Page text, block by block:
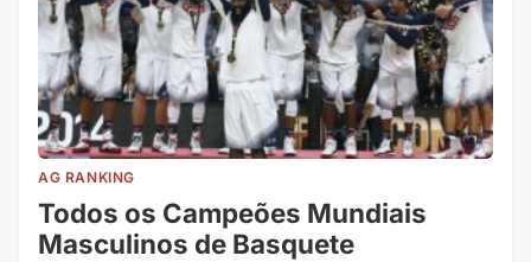
AG RANKING
Todos os Campeões Mundiais
Masculinos de Basquete